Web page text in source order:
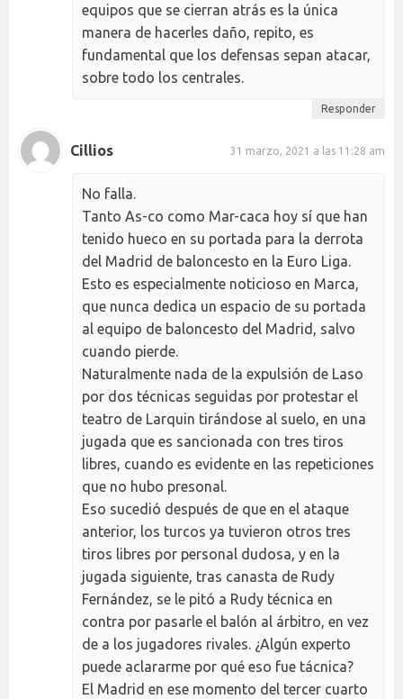
equipos que se cierran atrás es la única
manera de hacerles daño, repito, es
fundamental que los defensas sepan atacar,
sobre todo los centrales.
Responder
Cillios 31 marzo, 2021 a las 11:28 am
No falla.
Tanto As-co como Mar-caca hoy sí que han
tenido hueco en su portada para la derrota
del Madrid de baloncesto en la Euro Liga.
Esto es especialmente noticioso en Marca,
que nunca dedica un espacio de su portada
al equipo de baloncesto del Madrid, salvo
cuando pierde.
Naturalmente nada de la expulsión de Laso
por dos técnicas seguidas por protestar el
teatro de Larquin tirándose al suelo, en una
jugada que es sancionada con tres tiros
libres, cuando es evidente en las repeticiones
que no hubo presonal.
Eso sucedió después de que en el ataque
anterior, los turcos ya tuvieron otros tres
tiros libres por personal dudosa, y en la
jugada siguiente, tras canasta de Rudy
Fernández, se le pitó a Rudy técnica en
contra por pasarle el balón al árbitro, en vez
de a los jugadores rivales. ¿Algún experto
puede aclararme por qué eso fue tácnica?
El Madrid en ese momento del tercer cuarto